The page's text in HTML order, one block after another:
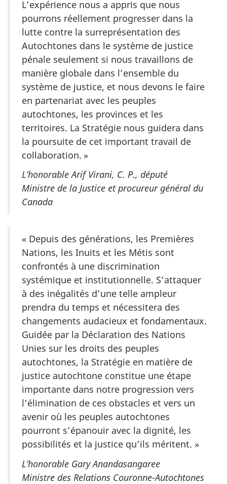
L’expérience nous a appris que nous
pourrons réellement progresser dans la
lutte contre la surreprésentation des
Autochtones dans le système de justice
pénale seulement si nous travaillons de
manière globale dans l’ensemble du
système de justice, et nous devons le faire
en partenariat avec les peuples
autochtones, les provinces et les
territoires. La Stratégie nous guidera dans
la poursuite de cet important travail de
collaboration. »
L’honorable Arif Virani, C. P., député
Ministre de la Justice et procureur général du
Canada
« Depuis des générations, les Premières
Nations, les Inuits et les Métis sont
confrontés à une discrimination
systémique et institutionnelle. S’attaquer
à des inégalités d’une telle ampleur
prendra du temps et nécessitera des
changements audacieux et fondamentaux.
Guidée par la Déclaration des Nations
Unies sur les droits des peuples
autochtones, la Stratégie en matière de
justice autochtone constitue une étape
importante dans notre progression vers
l’élimination de ces obstacles et vers un
avenir où les peuples autochtones
pourront s’épanouir avec la dignité, les
possibilités et la justice qu’ils méritent. »
L’honorable Gary Anandasangaree
Ministre des Relations Couronne-Autochtones